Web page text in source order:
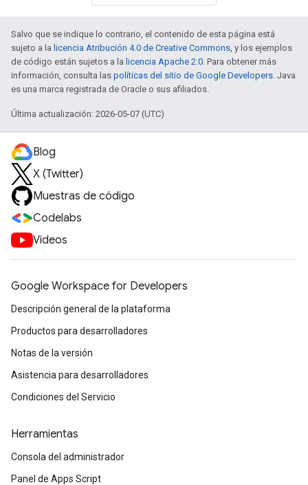
Salvo que se indique lo contrario, el contenido de esta página está
sujeto a la licencia Atribución 4.0 de Creative Commons, y los ejemplos
de código están sujetos a la licencia Apache 2.0. Para obtener más
información, consulta las políticas del sitio de Google Developers. Java
es una marca registrada de Oracle o sus afiliados.
Última actualización: 2026-05-07 (UTC)
Blog
X (Twitter)
Muestras de código
Codelabs
Videos
Google Workspace for Developers
Descripción general de la plataforma
Productos para desarrolladores
Notas de la versión
Asistencia para desarrolladores
Condiciones del Servicio
Herramientas
Consola del administrador
Panel de Apps Script